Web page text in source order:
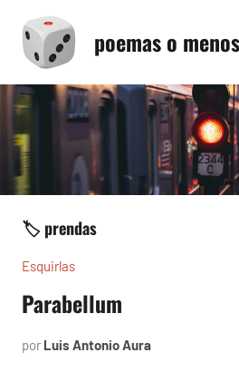
contenido
poemas o menos
🏷️ prendas
Esquirlas
Parabellum
por Luis Antonio Aura